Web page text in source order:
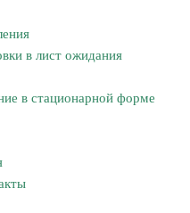
в лист ожидания
в стационарной форме